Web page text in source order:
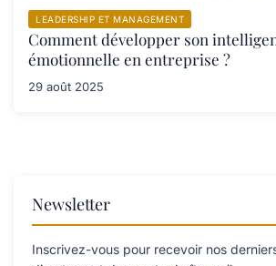
LEADERSHIP ET MANAGEMENT
Comment développer son
émotionnelle en entreprise ?
29 août 2025
Newsletter
Inscrivez-vous pour recevoir nos